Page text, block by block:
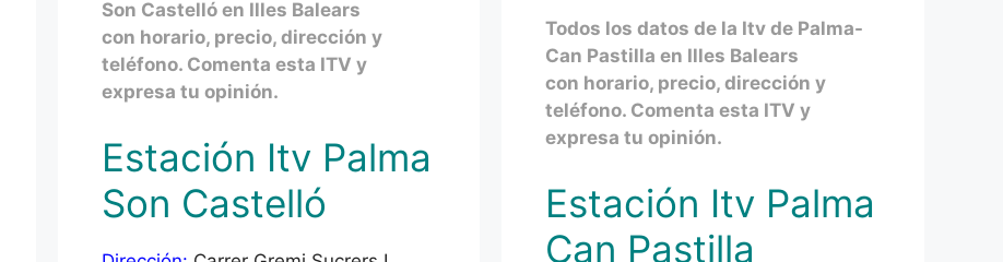
Son Castelló en Illes Balears
con horario, precio, dirección y
teléfono. Comenta esta ITV y
expresa tu opinión.
Estación Itv Palma
Son Castelló
Todos los datos de la Itv de Palma-
Can Pastilla en Illes Balears
con horario, precio, dirección y
teléfono. Comenta esta ITV y
expresa tu opinión.
Estación Itv Palma
Can Pastilla